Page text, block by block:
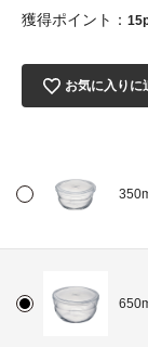
獲得ポイント：
お気に入りに